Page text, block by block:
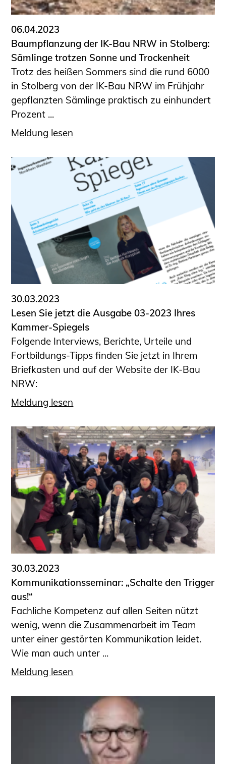
06.04.2023
Baumpflanzung der IK-Bau NRW in Stolberg:
Sämlinge trotzen Sonne und Trockenheit
Trotz des heißen Sommers sind die rund 6000
in Stolberg von der IK-Bau NRW im Frühjahr
gepflanzten Sämlinge praktisch zu einhundert
Prozent ...
Meldung lesen
30.03.2023
Lesen Sie jetzt die Ausgabe 03-2023 Ihres
Kammer-Spiegels
Folgende Interviews, Berichte, Urteile und
Fortbildungs-Tipps finden Sie jetzt in Ihrem
Briefkasten und auf der Website der IK-Bau
NRW:
Meldung lesen
30.03.2023
Kommunikationsseminar: „Schalte den Trigger
aus!“
Fachliche Kompetenz auf allen Seiten nützt
wenig, wenn die Zusammenarbeit im Team
unter einer gestörten Kommunikation leidet.
Wie man auch unter ...
Meldung lesen